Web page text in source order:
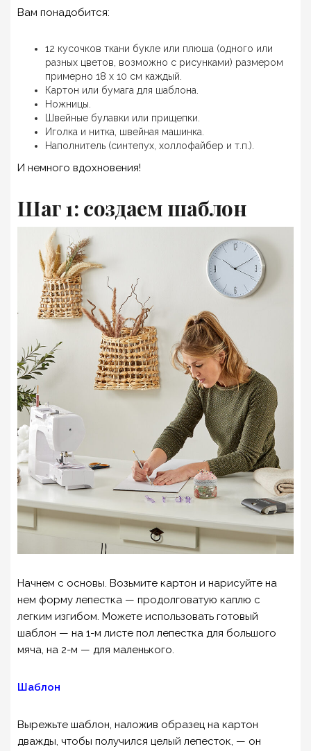
Вам понадобится:
12 кусочков ткани букле или плюша (одного или
разных цветов, возможно с рисунками) размером
примерно 18 x 10 см каждый.
Картон или бумага для шаблона.
Ножницы.
Швейные булавки или прищепки.
Иголка и нитка, швейная машинка.
Наполнитель (синтепух, холлофайбер и т.п.).
И немного вдохновения!
Шаг 1: создаем шаблон
Начнем с основы. Возьмите картон и нарисуйте на
нем форму лепестка — продолговатую каплю с
легким изгибом. Можете использовать готовый
шаблон — на 1-м листе пол лепестка для большого
мяча, на 2-м — для маленького.
Шаблон
Вырежьте шаблон, наложив образец на картон
дважды, чтобы получился целый лепесток, — он